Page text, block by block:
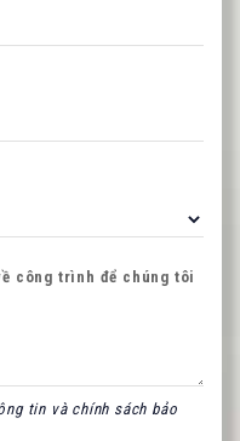
công trình để chúng tôi
tin và chính sách bảo